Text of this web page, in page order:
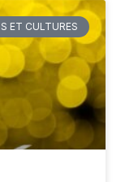
ET CULTURES